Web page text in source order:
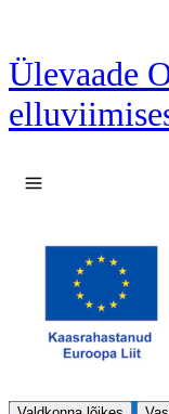
Ülevaade
Ava menüü